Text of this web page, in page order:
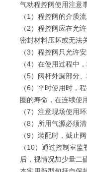
气动程控阀使用注意
（1）程控阀的介质
（2）程控阀应在允
密封材料压坏或无法
（3）程控阀只允许
（4）在使用过程中
（5）阀杆外漏部分
（6）平时使用时，
圈的寿命，在连续使
（7）注意现场使用
（8）所用气源必须
（9）装配时，截止
（10）通过控制室
后，视情况加少量二